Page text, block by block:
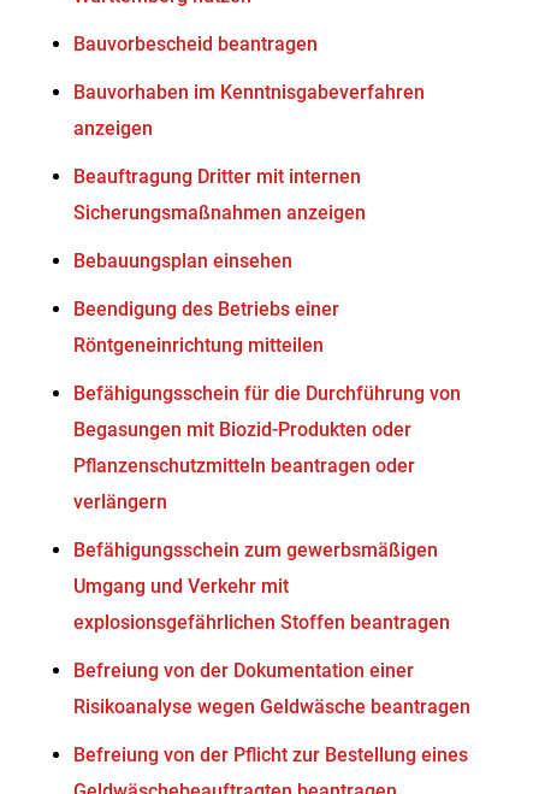
Bauvorbescheid beantragen
Bauvorhaben im Kenntnisgabeverfahren
anzeigen
Beauftragung Dritter mit internen
Sicherungsmaßnahmen anzeigen
Bebauungsplan einsehen
Beendigung des Betriebs einer
Röntgeneinrichtung mitteilen
Befähigungsschein für die Durchführung von
Begasungen mit Biozid-Produkten oder
Pflanzenschutzmitteln beantragen oder
verlängern
Befähigungsschein zum gewerbsmäßigen
Umgang und Verkehr mit
explosionsgefährlichen Stoffen beantragen
Befreiung von der Dokumentation einer
Risikoanalyse wegen Geldwäsche beantragen
Befreiung von der Pflicht zur Bestellung eines